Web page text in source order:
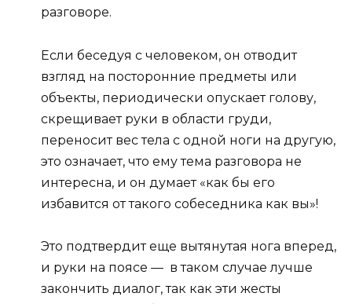
разговоре.
Если беседуя с человеком, он отводит
взгляд на посторонние предметы или
объекты, периодически опускает голову,
скрещивает руки в области груди,
переносит вес тела с одной ноги на другую,
это означает, что ему тема разговора не
интересна, и он думает «как бы его
избавится от такого собеседника как вы»!
Это подтвердит еще вытянутая нога вперед,
и руки на поясе — в таком случае лучше
закончить диалог, так как эти жесты